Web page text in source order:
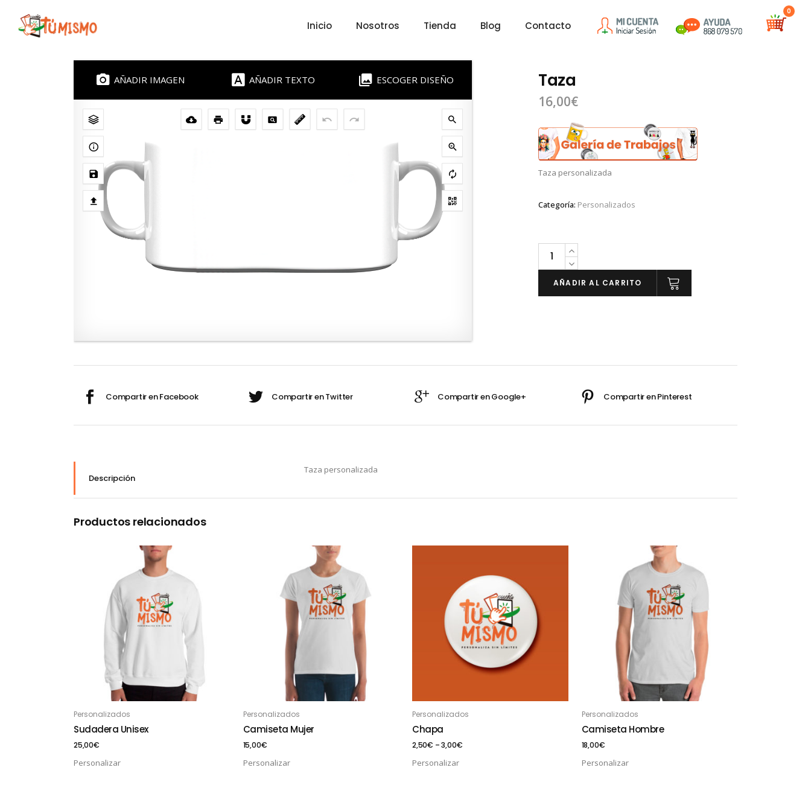
Inicio Nosotros Tienda Blog Contacto
0
AÑADIR IMAGEN AÑADIR TEXTO ESCOGER DISEÑO Taza
16,00€
Taza personalizada
Categoría: Personalizados
AÑADIR AL CARRITO
Descripción
Taza personalizada
Productos relacionados
AÑADIR AL CARRITO
Personalizados
Sudadera Unisex
25,00€
Personalizar
AÑADIR AL CARRITO
Personalizados
Camiseta Mujer
15,00€
Personalizar
OPCIONES
Personalizados
Chapa
2,50€ –3,00€
Personalizar
AÑADIR AL CARRITO
Personalizados
Camiseta Hombre
18,00€
Personalizar